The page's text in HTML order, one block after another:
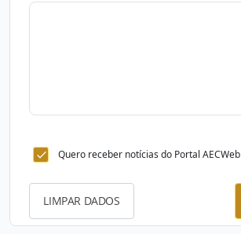
Quero receber notícias do Portal AECWeb
LIMPAR DADOS